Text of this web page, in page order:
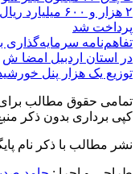
۲ هزار و ۶۰۰‌
پرداخت شد
در استان اردبیل امضا ش
توزیع یک هزار پنل
تمامی حقوق مطالب
کپی برداری بدون ذکر
نشر مطالب با ذکر نام